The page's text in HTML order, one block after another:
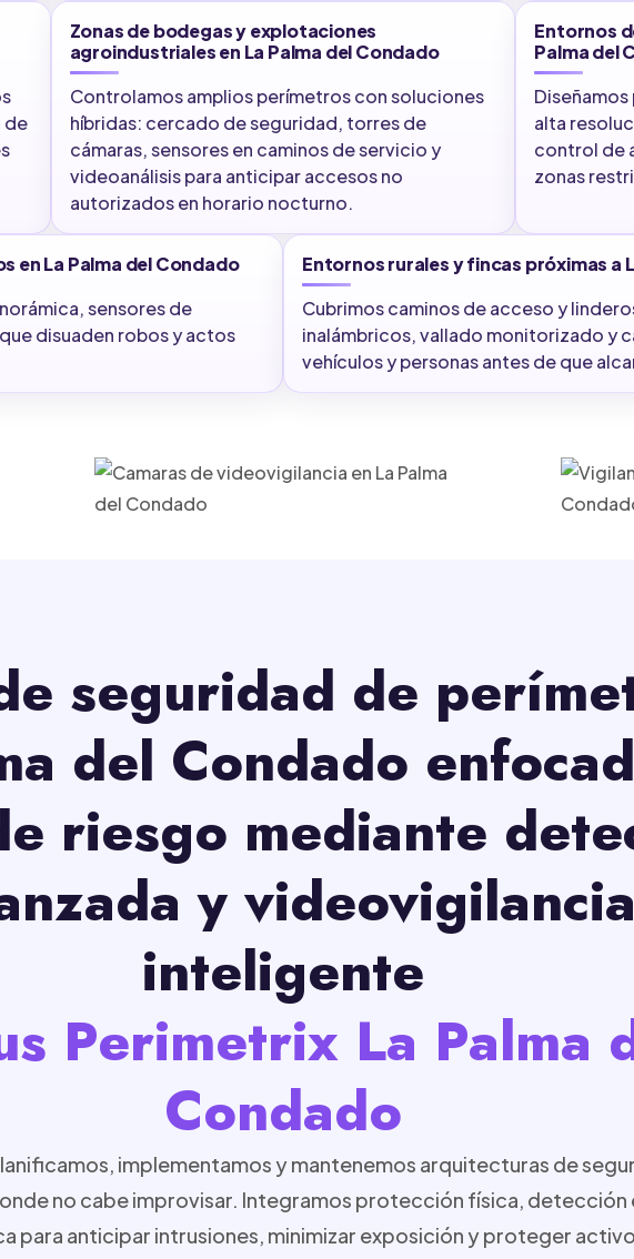
de
Zonas de bodegas y explotaciones
agroindustriales en La Palma del Condado
Controlamos amplios perímetros con soluciones
híbridas: cercado de seguridad, torres de
cámaras, sensores en caminos de servicio y
videoanálisis para anticipar accesos no
autorizados en horario nocturno.
Entornos
Palma del
alta
control de
zonas
La Palma del Condado
sensores de
disuaden robos y actos
Entornos rurales y fincas próximas a
Cubrimos caminos de acceso y
inalámbricos, vallado monitorizado y
vehículos y personas antes de que
seguridad de
del Condado
riesgo mediante
y videovigilancia
inteligente
Perimetrix La Palma
Condado
implementamos y mantenemos arquitecturas de
no cabe improvisar. Integramos protección física,
para anticipar intrusiones, minimizar exposición y proteger